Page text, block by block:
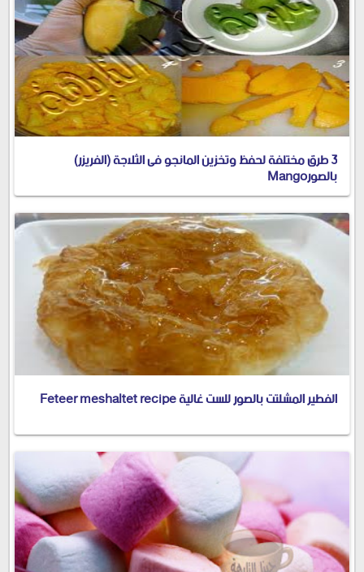
3 طرق مختلفة لحفظ وتخزين المانجو فى الثلاجة (الفريزر)
بالصورMango
الفطير المشلتت بالصور للست غالية Feteer meshaltet recipe